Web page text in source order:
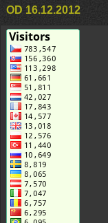
OD 16.12.2012